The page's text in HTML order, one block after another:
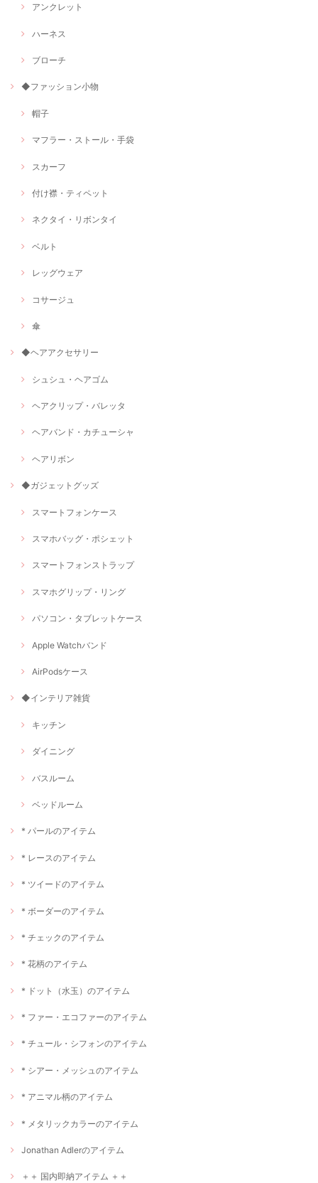
アンクレット
ハーネス
ブローチ
◆ファッション小物
帽子
マフラー・ストール・手袋
スカーフ
付け襟・ティペット
ネクタイ・リボンタイ
ベルト
レッグウェア
コサージュ
傘
◆ヘアアクセサリー
シュシュ・ヘアゴム
ヘアクリップ・バレッタ
ヘアバンド・カチューシャ
ヘアリボン
◆ガジェットグッズ
スマートフォンケース
スマホバッグ・ポシェット
スマートフォンストラップ
スマホグリップ・リング
パソコン・タブレットケース
Apple Watchバンド
AirPodsケース
◆インテリア雑貨
キッチン
ダイニング
バスルーム
ベッドルーム
* パールのアイテム
* レースのアイテム
* ツイードのアイテム
* ボーダーのアイテム
* チェックのアイテム
* 花柄のアイテム
* ドット（水玉）のアイテム
* ファー・エコファーのアイテム
* チュール・シフォンのアイテム
* シアー・メッシュのアイテム
* アニマル柄のアイテム
* メタリックカラーのアイテム
Jonathan Adlerのアイテム
＋＋ 国内即納アイテム ＋＋